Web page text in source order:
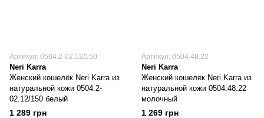
Артикул: 0504.2-02.12/150
Neri Karra
Женский кошелёк Neri Karra из
натуральной кожи 0504.2-
02.12/150 белый
1 289 грн
Артикул: 0504.48.22
Neri Karra
Женский кошелёк Neri Karra из
натуральной кожи 0504.48.22
молочный
1 269 грн